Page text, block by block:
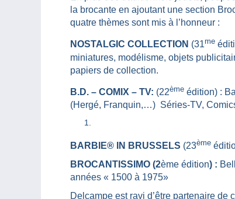
la brocante en ajoutant une section
quatre thèmes sont mis à l’honneur :
NOSTALGIC COLLECTION (31me
miniatures, modélisme, objets
papiers de collection.
B.D. – COMIX – TV: (22ème édition) :
(Hergé, Franquin,…) Séries-TV,
BARBIE® IN BRUSSELS (23ème
BROCANTISSIMO (2ème édition) :
années « 1500 à 1975»
Delcampe est ravi d’être partenaire